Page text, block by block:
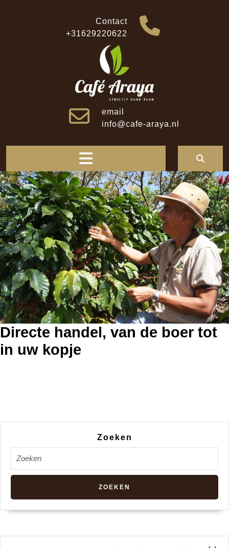
Contact
+31629220622
email
info@cafe-araya.nl
Button
Directe handel, van de boer tot
in uw kopje
Zoeken